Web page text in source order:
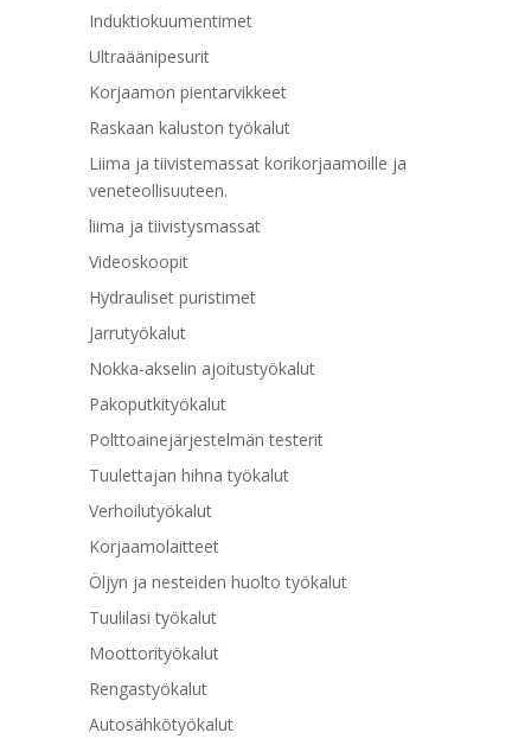
Induktiokuumentimet
Ultraäänipesurit
Korjaamon pientarvikkeet
Raskaan kaluston työkalut
Liima ja tiivistemassat korikorjaamoille ja
veneteollisuuteen.
liima ja tiivistysmassat
Videoskoopit
Hydrauliset puristimet
Jarrutyökalut
Nokka-akselin ajoitustyökalut
Pakoputkityökalut
Polttoainejärjestelmän testerit
Tuulettajan hihna työkalut
Verhoilutyökalut
Korjaamolaitteet
Öljyn ja nesteiden huolto työkalut
Tuulilasi työkalut
Moottorityökalut
Rengastyökalut
Autosähkötyökalut